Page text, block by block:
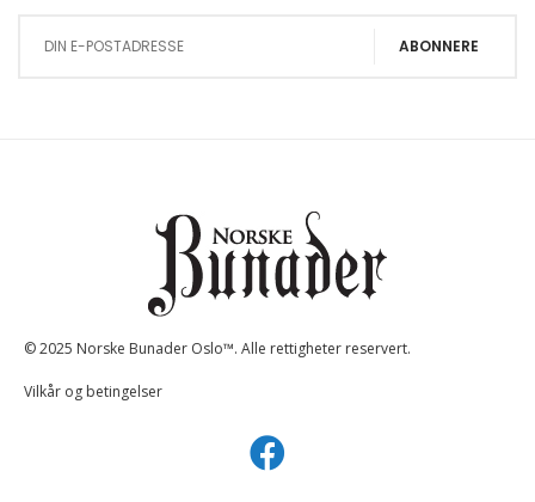
ABONNERE
© 2025 Norske Bunader Oslo™. Alle rettigheter reservert.
Vilkår og betingelser